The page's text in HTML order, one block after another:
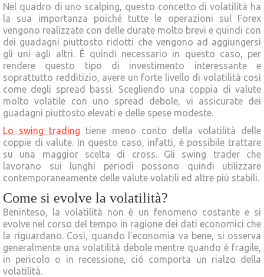
Nel quadro di uno scalping, questo concetto di volatilità ha
la sua importanza poiché tutte le operazioni sul Forex
vengono realizzate con delle durate molto brevi e quindi con
dei guadagni piuttosto ridotti che vengono ad aggiungersi
gli uni agli altri. È quindi necessario in questo caso, per
rendere questo tipo di investimento interessante e
soprattutto redditizio, avere un forte livello di volatilità così
come degli spread bassi. Scegliendo una coppia di valute
molto volatile con uno spread debole, vi assicurate dei
guadagni piuttosto elevati e delle spese modeste.
Lo swing trading tiene meno conto della volatilità delle
coppie di valute. In questo caso, infatti, è possibile trattare
su una maggior scelta di cross. Gli swing trader che
lavorano sui lunghi periodi possono quindi utilizzare
contemporaneamente delle valute volatili ed altre più stabili.
Come si evolve la volatilità?
Beninteso, la volatilità non è un fenomeno costante e si
evolve nel corso del tempo in ragione dei dati economici che
la riguardano. Così, quando l’economia va bene, si osserva
generalmente una volatilità debole mentre quando è fragile,
in pericolo o in recessione, ció comporta un rialzo della
volatilità.